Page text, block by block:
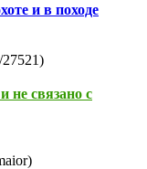
и в походе
/27521)
не связано с
)